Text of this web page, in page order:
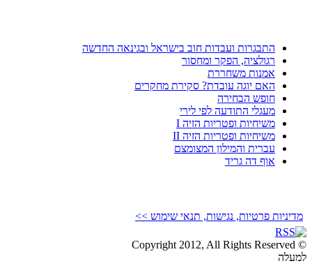
התבגרות ועבדות חוב בישראל ובגינאה החדשה
רגולציה, הפקר ומחסור
אמנות משחררת
האם יוגה עובדת? סקירת מחקרים
חופש הבחירה
מעגלי התודעה לפי לירי
משיחיות ופטריות הזיה I
משיחיות ופטריות הזיה II
עברית והמילון המצומצם
אוף דה גריד
מדיניות פרטיות, נגישות, תנאי שימוש >>
© Copyright 2012, All Rights Reserved
למעלה